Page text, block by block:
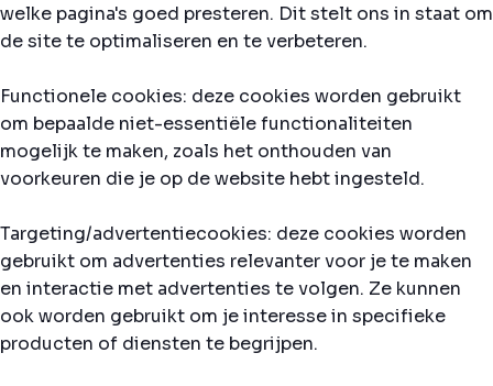
welke pagina's goed presteren. Dit stelt ons in staat om
de site te optimaliseren en te verbeteren.
Functionele cookies: deze cookies worden gebruikt
om bepaalde niet-essentiële functionaliteiten
mogelijk te maken, zoals het onthouden van
voorkeuren die je op de website hebt ingesteld.
Targeting/advertentiecookies: deze cookies worden
gebruikt om advertenties relevanter voor je te maken
en interactie met advertenties te volgen. Ze kunnen
ook worden gebruikt om je interesse in specifieke
producten of diensten te begrijpen.